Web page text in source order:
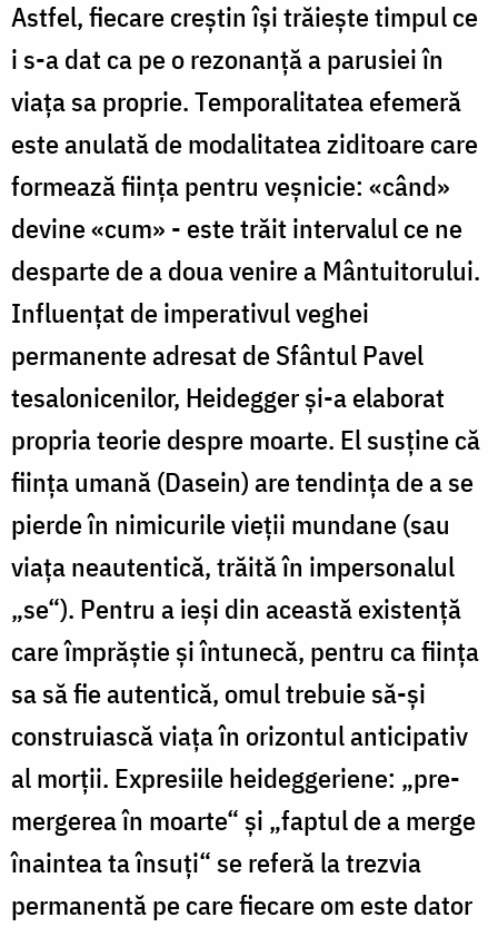
Astfel, fiecare creștin își trăiește timpul ce
i s-a dat ca pe o rezonanță a parusiei în
viața sa proprie. Temporalitatea efemeră
este anulată de modalitatea ziditoare care
formează ființa pentru veșnicie: «când»
devine «cum» - este trăit intervalul ce ne
desparte de a doua venire a Mântuitorului.
Influențat de imperativul veghei
permanente adresat de Sfântul Pavel
tesalonicenilor, Heidegger și-a elaborat
propria teorie despre moarte. El susține că
ființa umană (Dasein) are tendința de a se
pierde în nimicurile vieții mundane (sau
viața neautentică, trăită în impersonalul
„se“). Pentru a ieși din această existență
care împrăștie și întunecă, pentru ca ființa
sa să fie autentică, omul trebuie să-și
construiască viața în orizontul anticipativ
al morții. Expresiile heideggeriene: „pre-
mergerea în moarte“ și „faptul de a merge
înaintea ta însuți“ se referă la trezvia
permanentă pe care fiecare om este dator